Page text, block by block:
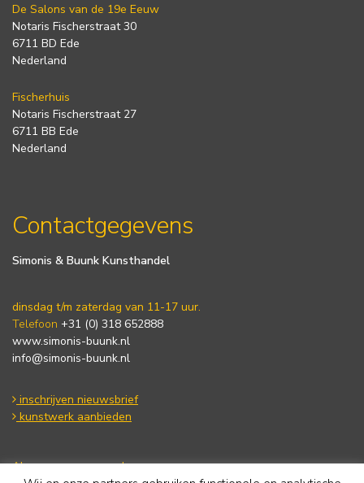
De Salons van de 19e Eeuw
Notaris Fischerstraat 30
6711 BD Ede
Nederland
Fischerhuis
Notaris Fischerstraat 27
6711 BB Ede
Nederland
Contactgegevens
Simonis & Buunk Kunsthandel
dinsdag t/m zaterdag van 11-17 uur.
Telefoon +31 (0) 318 652888
www.simonis-buunk.nl
info@simonis-buunk.nl
inschrijven nieuwsbrief
kunstwerk aanbieden
Algemene voorwaarden